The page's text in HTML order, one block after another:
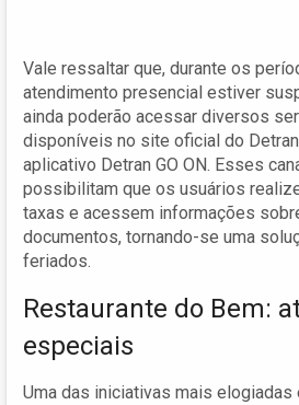
Vale ressaltar que, durante os
atendimento presencial estiver
ainda poderão acessar diversos
disponíveis no site oficial do
aplicativo Detran GO ON. Esses
possibilitam que os usuários
taxas e acessem informações
documentos, tornando-se uma
feriados.
Restaurante do Bem:
especiais
Uma das iniciativas mais elogiadas